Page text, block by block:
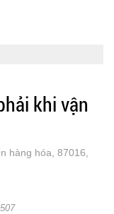
khi vận
hàng hóa, 87016,
507